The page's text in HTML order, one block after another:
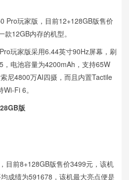
Pro玩家版，目前12+128GB版售价
12GB内存的机型。
玩家版采用6.44英寸90Hz屏幕，刷
，电池容量为4200mAh，支持65W
尼4800万AI四摄，而且内置Tactile
Fi 6。
版
目前8+128GB版售价3499元，该机
成绩为591678，该机最大亮点便是